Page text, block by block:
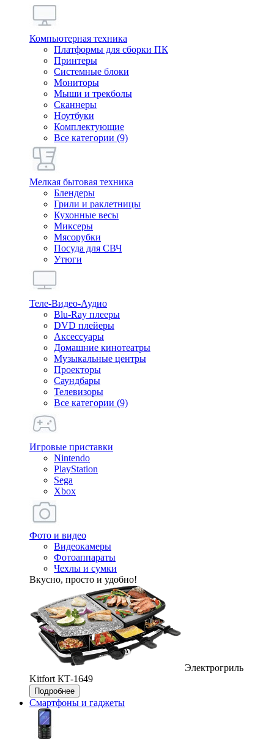
Компьютерная техника
Платформы для сборки ПК
Принтеры
Системные блоки
Мониторы
Мыши и трекболы
Сканнеры
Ноутбуки
Комплектующие
Все категории (9)
Мелкая бытовая техника
Блендеры
Грили и раклетницы
Кухонные весы
Миксеры
Мясорубки
Посуда для СВЧ
Утюги
Теле-Видео-Аудио
Blu-Ray плееры
DVD плейеры
Аксессуары
Домашние кинотеатры
Музыкальные центры
Проекторы
Саундбары
Телевизоры
Все категории (9)
Игровые приставки
Nintendo
PlayStation
Sega
Xbox
Фото и видео
Видеокамеры
Фотоаппараты
Чехлы и сумки
Вкусно, просто и удобно!
Электрогриль
Kitfort КТ-1649
Подробнее
Смартфоны и гаджеты